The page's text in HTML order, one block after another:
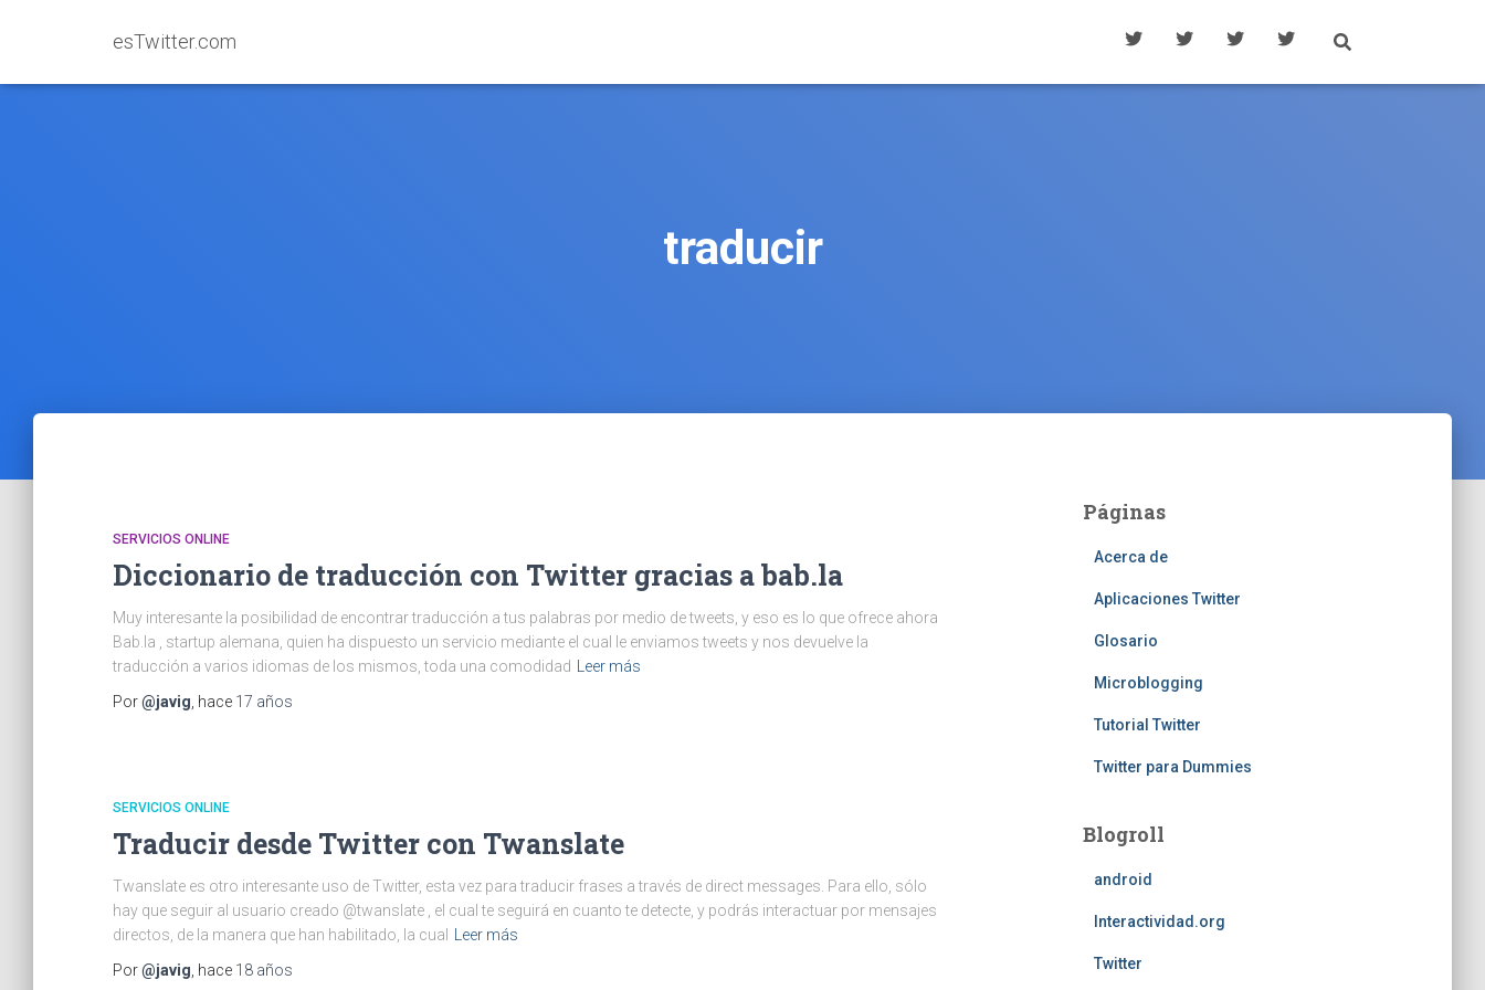
esTwitter.com
traducir
SERVICIOS ONLINE
Diccionario de traducción con Twitter gracias a bab.la
Muy interesante la posibilidad de encontrar traducción a tus palabras por medio de tweets, y eso es lo que ofrece ahora
Bab.la , startup alemana, quien ha dispuesto un servicio mediante el cual le enviamos tweets y nos devuelve la
traducción a varios idiomas de los mismos, toda una comodidad
Leer más
Por@javig , hace 17 años
SERVICIOS ONLINE
Traducir desde Twitter con Twanslate
Twanslate es otro interesante uso de Twitter, esta vez para traducir frases a través de direct messages. Para ello, sólo
hay que seguir al usuario creado @twanslate , el cual te seguirá en cuanto te detecte, y podrás interactuar por mensajes
directos, de la manera que han habilitado, la cual
Leer más
Por@javig , hace 18 años
Páginas
Acerca de
Aplicaciones Twitter
Glosario
Microblogging
Tutorial Twitter
Twitter para Dummies
Blogroll
android
Interactividad.org
Twitter